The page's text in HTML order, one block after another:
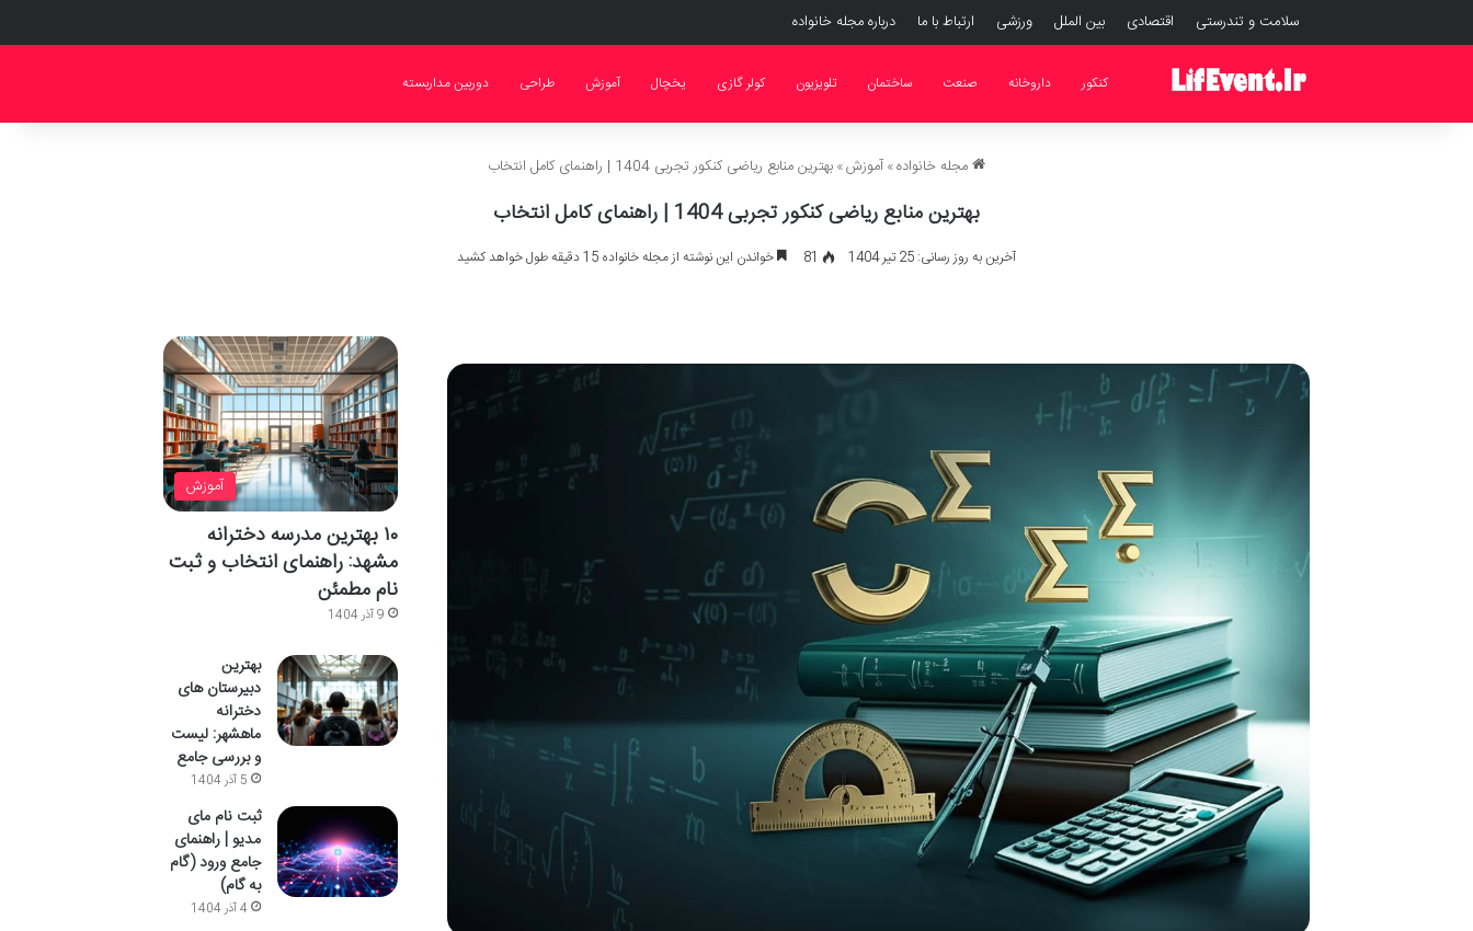
سلامت و تندرستی اقتصادی بین الملل ورزشی ارتباط با ما درباره مجله خانواده
کنکور داروخانه صنعت ساختمان تلویزیون کولر گازی یخچال آموزش طراحی دوربین مداربسته
مجله خانواده»آموزش»بهترین منابع ریاضی کنکور تجربی 1404 | راهنمای کامل انتخاب
بهترین منابع ریاضی کنکور تجربی 1404 | راهنمای کامل انتخاب
آخرین به روز رسانی: 25 تیر 1404 81 خواندن این نوشته از مجله خانواده 15 دقیقه طول خواهد کشید
آموزش
۱۰ بهترین مدرسه دخترانه
مشهد: راهنمای انتخاب و ثبت
نام مطمئن
9 آذر 1404
بهترین
دبیرستان های
دخترانه
ماهشهر: لیست
و بررسی جامع
5 آذر 1404
ثبت نام مای
مدیو | راهنمای
جامع ورود (گام
به گام)
4 آذر 1404